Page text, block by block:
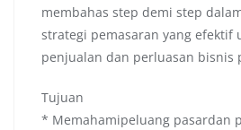
membahas step demi step
strategi pemasaran yang efektif
penjualan dan perluasan bisnis
Tujuan
* Memahamipeluang pasardan